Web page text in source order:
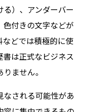
）、アンダーバー
色付きの文字などが
どでは積極的に使
は正式なビジネス
ません。
される可能性があ